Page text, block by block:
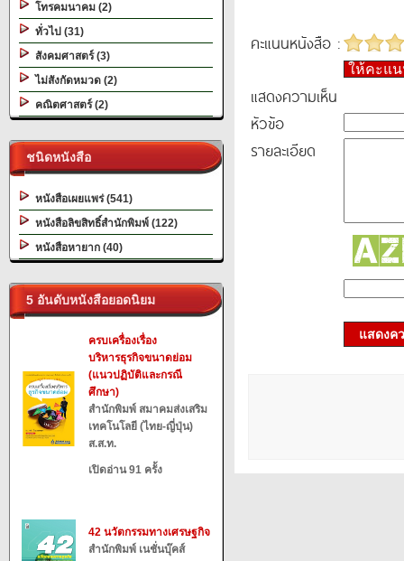
โทรคมนาคม (2)
ทั่วไป (31)
สังคมศาสตร์ (3)
ไม่สังกัดหมวด (2)
คณิตศาสตร์ (2)
ชนิดหนังสือ
หนังสือเผยแพร่ (541)
หนังสือลิขสิทธิ์สำนักพิมพ์ (122)
หนังสือหายาก (40)
5 อันดับหนังสือยอดนิยม
ครบเครื่องเรื่อง
บริหารธุรกิจขนาดย่อม
(แนวปฏิบัติและกรณี
ศึกษา)
สำนักพิมพ์ สมาคมส่งเสริม
เทคโนโลยี (ไทย-ญี่ปุ่น)
ส.ส.ท.
เปิดอ่าน 91 ครั้ง
42 นวัตกรรมทางเศรษฐกิจ
สำนักพิมพ์ เนชั่นบุ๊คส์
คะแนนหนังสือ :
ให้คะแ
แสดงความเห็น
หัวข้อ
รายละเอียด
แสดงค